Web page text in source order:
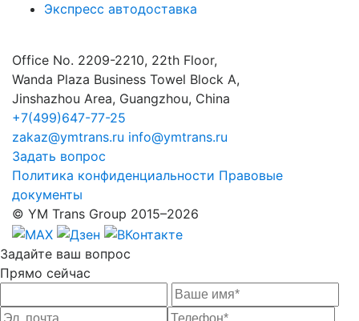
Экспресс автодоставка
Office No. 2209-2210, 22th Floor,
Wanda Plaza Business Towel Block A,
Jinshazhou Area, Guangzhou, China
+7(499)647-77-25
zakaz@ymtrans.ru info@ymtrans.ru
Задать вопрос
Политика конфиденциальности Правовые
документы
© YM Trans Group 2015–2026
Задайте ваш вопрос
Прямо сейчас